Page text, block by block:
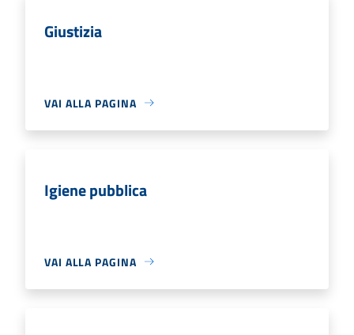
Giustizia
VAI ALLA PAGINA
Igiene pubblica
VAI ALLA PAGINA